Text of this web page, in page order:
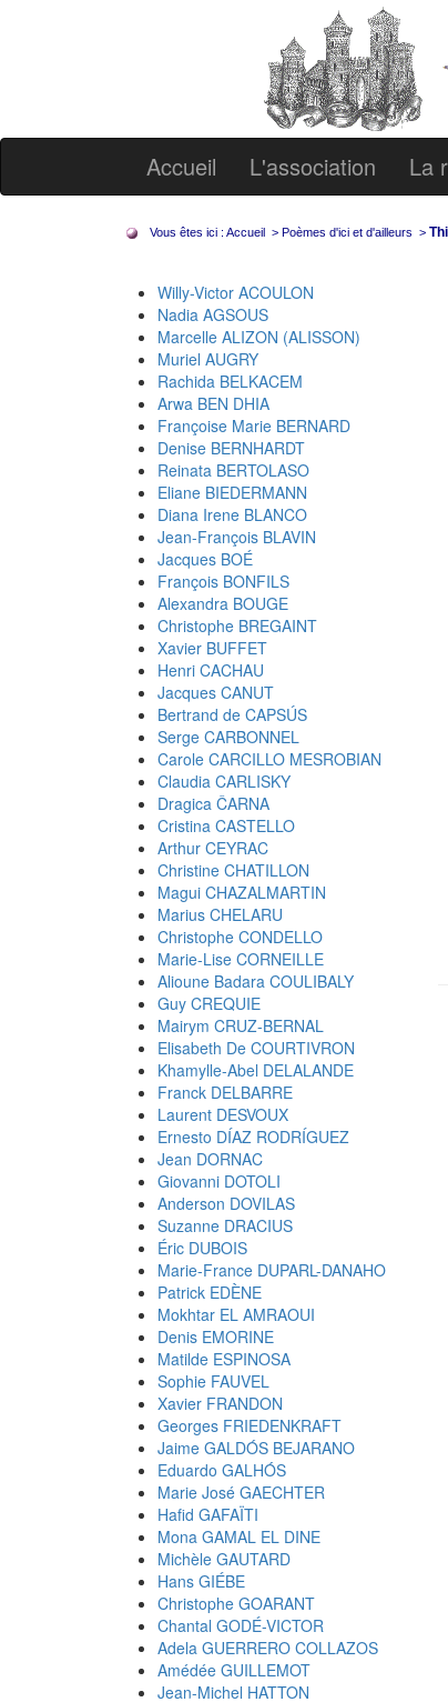
Accueil L'association La
Vous êtes ici : Accueil > Poèmes d'ici et d'ailleurs >
Willy-Victor ACOULON
Nadia AGSOUS
Marcelle ALIZON (ALISSON)
Muriel AUGRY
Rachida BELKACEM
Arwa BEN DHIA
Françoise Marie BERNARD
Denise BERNHARDT
Reinata BERTOLASO
Eliane BIEDERMANN
Diana Irene BLANCO
Jean-François BLAVIN
Jacques BOÉ
François BONFILS
Alexandra BOUGE
Christophe BREGAINT
Xavier BUFFET
Henri CACHAU
Jacques CANUT
Bertrand de CAPSÚS
Serge CARBONNEL
Carole CARCILLO MESROBIAN
Claudia CARLISKY
Dragica ČARNA
Cristina CASTELLO
Arthur CEYRAC
Christine CHATILLON
Magui CHAZALMARTIN
Marius CHELARU
Christophe CONDELLO
Marie-Lise CORNEILLE
Alioune Badara COULIBALY
Guy CREQUIE
Mairym CRUZ-BERNAL
Elisabeth De COURTIVRON
Khamylle-Abel DELALANDE
Franck DELBARRE
Laurent DESVOUX
Ernesto DÍAZ RODRÍGUEZ
Jean DORNAC
Giovanni DOTOLI
Anderson DOVILAS
Suzanne DRACIUS
Éric DUBOIS
Marie-France DUPARL-DANAHO
Patrick EDÈNE
Mokhtar EL AMRAOUI
Denis EMORINE
Matilde ESPINOSA
Sophie FAUVEL
Xavier FRANDON
Georges FRIEDENKRAFT
Jaime GALDÓS BEJARANO
Eduardo GALHÓS
Marie José GAECHTER
Hafid GAFAÏTI
Mona GAMAL EL DINE
Michèle GAUTARD
Hans GIÉBE
Christophe GOARANT
Chantal GODÉ-VICTOR
Adela GUERRERO COLLAZOS
Amédée GUILLEMOT
Jean-Michel HATTON